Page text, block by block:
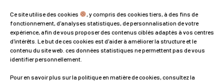
Ce site utilise des cookies
, y compris des cookies tiers, à des fins de
fonctionnement, d'analyses statistiques, de personnalisation de votre
expérience, afin de vous proposer des contenus ciblés adaptés à vos centres
d'intérêts. Le but de ces cookies est d'aider à améliorer la structure et le
contenu du site web. ces données statistiques ne permettent pas de vous
identifier personnellement.
Pour en savoir plus sur la politique en matière de cookies, consultez la
Performance sereine
Prévention stress et épuisement
Équilibre pro / perso